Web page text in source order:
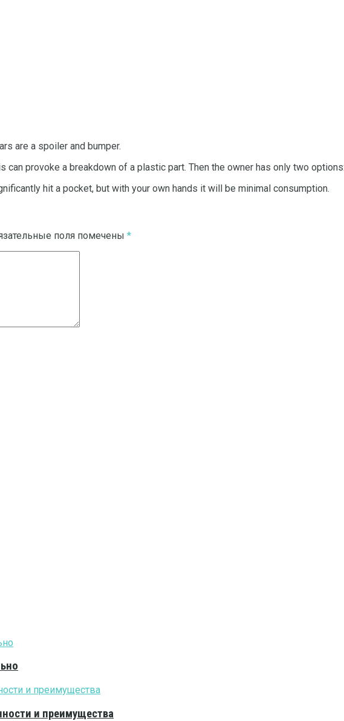
are a spoiler and bumper.
provoke a breakdown of a plastic part. Then the owner has only two
hit a pocket, but with your own hands it will be minimal consumption.
поля помечены *
и преимущества